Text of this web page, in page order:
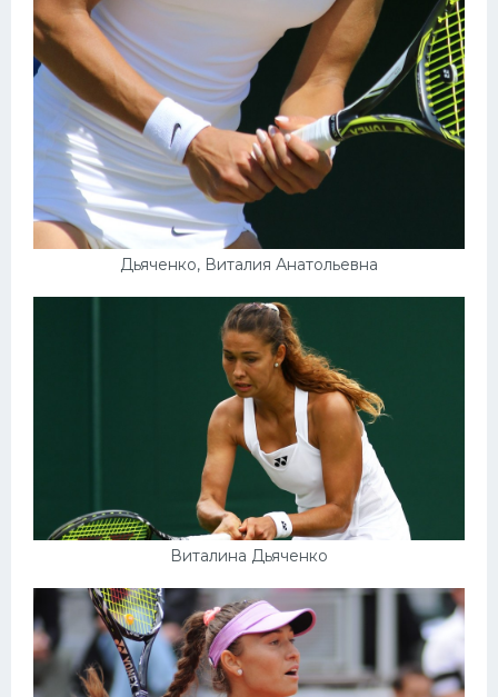
Дьяченко, Виталия Анатольевна
Виталина Дьяченко